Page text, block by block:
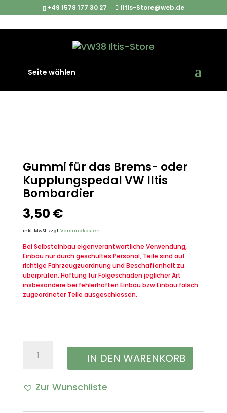
+49 1578 177 30 27 Iltis-Store@web.de
Seite wählen
das Brems- oder Kupplungspedal VW Iltis Bombardier
Gummi für das Brems- oder
Kupplungspedal VW Iltis
Bombardier
3,50 €
inkl. MwSt. zzgl.Versandkosten
Bei Selbsteinbau eigenverantwortliche Verwendung,
Einbau nur durch geschultes Personal, Teile sind auf
richtige Fahrzeugzuordnung und Beschaffenheit zu
überprüfen. Haftung für Folgeschäden jeglicher Art
insbesondere bei fehlerhaften Einbau bzw.Einbau falsch
zugeordneter Teile ausgeschlossen.
Gummi
das
IN DEN WARENKORB
Zur Wunschliste